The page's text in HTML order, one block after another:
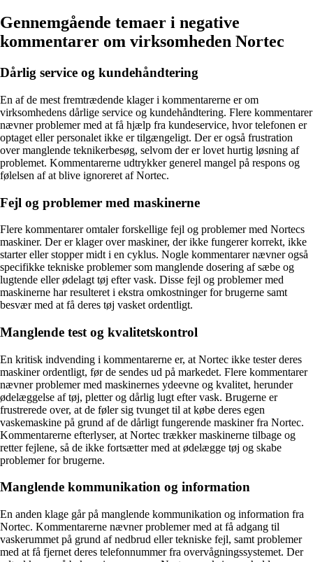
Gennemgående temaer i negative
kommentarer om virksomheden Nortec
Dårlig service og kundehåndtering
En af de mest fremtrædende klager i kommentarerne er om
virksomhedens dårlige service og kundehåndtering. Flere kommentarer
nævner problemer med at få hjælp fra kundeservice, hvor telefonen er
optaget eller personalet ikke er tilgængeligt. Der er også frustration
over manglende teknikerbesøg, selvom der er lovet hurtig løsning af
problemet. Kommentarerne udtrykker generel mangel på respons og
følelsen af at blive ignoreret af Nortec.
Fejl og problemer med maskinerne
Flere kommentarer omtaler forskellige fejl og problemer med Nortecs
maskiner. Der er klager over maskiner, der ikke fungerer korrekt, ikke
starter eller stopper midt i en cyklus. Nogle kommentarer nævner også
specifikke tekniske problemer som manglende dosering af sæbe og
lugtende eller ødelagt tøj efter vask. Disse fejl og problemer med
maskinerne har resulteret i ekstra omkostninger for brugerne samt
besvær med at få deres tøj vasket ordentligt.
Manglende test og kvalitetskontrol
En kritisk indvending i kommentarerne er, at Nortec ikke tester deres
maskiner ordentligt, før de sendes ud på markedet. Flere kommentarer
nævner problemer med maskinernes ydeevne og kvalitet, herunder
ødelæggelse af tøj, pletter og dårlig lugt efter vask. Brugerne er
frustrerede over, at de føler sig tvunget til at købe deres egen
vaskemaskine på grund af de dårligt fungerende maskiner fra Nortec.
Kommentarerne efterlyser, at Nortec trækker maskinerne tilbage og
retter fejlene, så de ikke fortsætter med at ødelægge tøj og skabe
problemer for brugerne.
Manglende kommunikation og information
En anden klage går på manglende kommunikation og information fra
Nortec. Kommentarerne nævner problemer med at få adgang til
vaskerummet på grund af nedbrud eller tekniske fejl, samt problemer
med at få fjernet deres telefonnummer fra overvågningssystemet. Der